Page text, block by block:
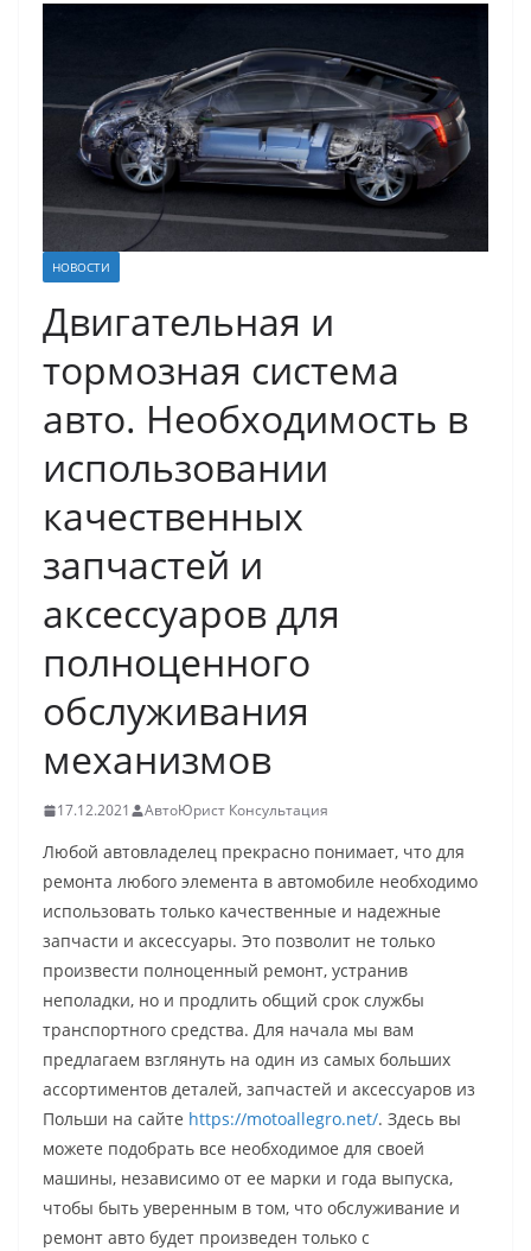
НОВОСТИ
Двигательная и
тормозная система
авто. Необходимость в
использовании
качественных
запчастей и
аксессуаров для
полноценного
обслуживания
механизмов
17.12.2021 АвтоЮрист Консультация
Любой автовладелец прекрасно понимает, что для
ремонта любого элемента в автомобиле необходимо
использовать только качественные и надежные
запчасти и аксессуары. Это позволит не только
произвести полноценный ремонт, устранив
неполадки, но и продлить общий срок службы
транспортного средства. Для начала мы вам
предлагаем взглянуть на один из самых больших
ассортиментов деталей, запчастей и аксессуаров из
Польши на сайте https://motoallegro.net/. Здесь вы
можете подобрать все необходимое для своей
машины, независимо от ее марки и года выпуска,
чтобы быть уверенным в том, что обслуживание и
ремонт авто будет произведен только с